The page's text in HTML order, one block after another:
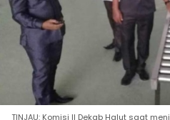
TINJAU: Komisi II Dekab Halut saat